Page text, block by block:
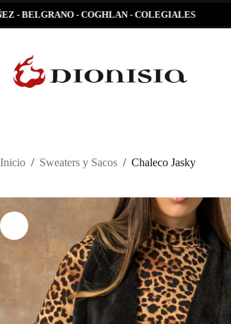
al
contenido
- COGHLAN - COLEGIALES
Inicio / Sweaters y Sacos / Chaleco Jasky